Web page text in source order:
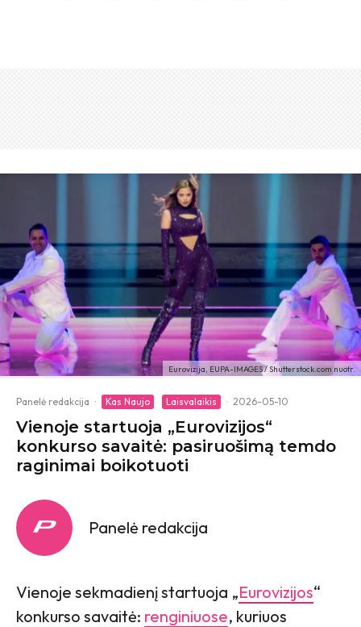
Eurovizija, EUPA-IMAGES / Shutterstock.com nuotr.
Panelė redakcija · Kas Naujo Laisvalaikis · 2026-05-10
Vienoje startuoja „Eurovizijos“
konkurso savaitė: pasiruošimą temdo
raginimai boikotuoti
Panelė redakcija
Vienoje sekmadienį startuoja „Eurovizijos“
konkurso savaitė: renginiuose, kuriuos